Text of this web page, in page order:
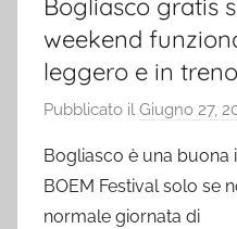
Bogliasco gratis
weekend
leggero e in treno
Pubblicato il Giugno 27,
Bogliasco è una buona
BOEM Festival solo se
normale giornata di